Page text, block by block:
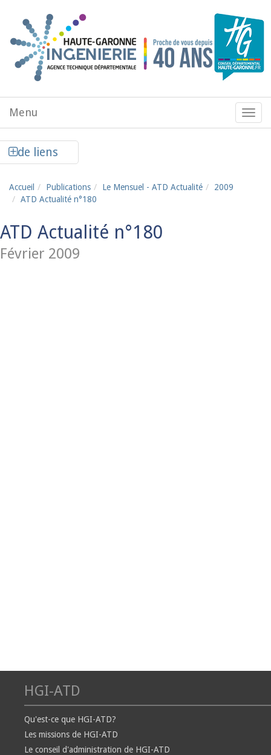
Menu
de
Menu
de liens
Accueil Publications Le Mensuel - ATD Actualité
2009
ATD Actualité n°180
ATD Actualité n°180
Février 2009
HGI-ATD
Qu'est-ce que HGI-ATD?
Les missions de HGI-ATD
Le conseil d'administration de HGI-ATD